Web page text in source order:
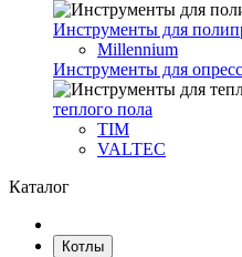
Инструменты для
Millennium
Инструменты для
теплого пола
TIM
VALTEC
Каталог
Котлы